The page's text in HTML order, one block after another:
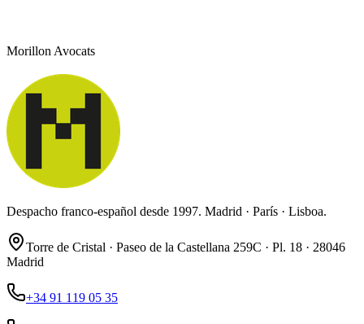
Morillon Avocats
Despacho franco-español desde 1997. Madrid · París · Lisboa.
Torre de Cristal · Paseo de la Castellana 259C · Pl. 18 · 28046
Madrid
+34 91 119 05 35